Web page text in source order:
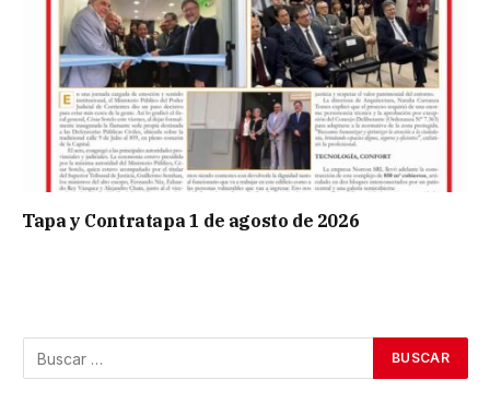
Tapa y Contratapa 1 de agosto de 2026